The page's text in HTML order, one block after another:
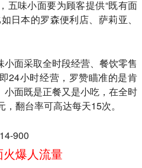
五味小面要为顾客提供“既有面
日本的罗森便利店、萨莉亚、
面采取全时段经营、餐饮零售
24小时经营，罗赞瞄准的是肯
面既是正餐又是小吃，在全时
翻台率可高达每天15次。
爆人流量